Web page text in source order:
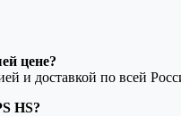
цене?
и доставкой по всей
HS?